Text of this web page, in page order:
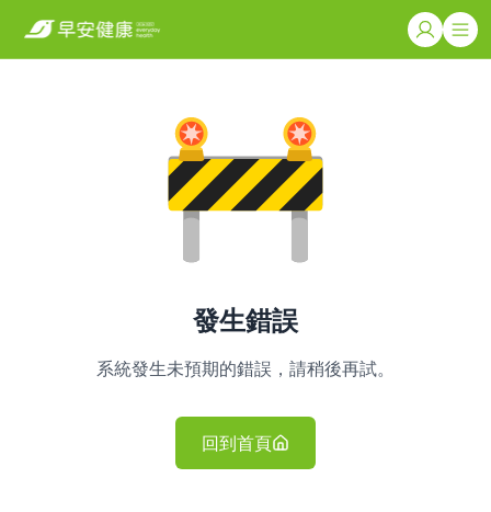
發生錯誤
系統發生未預期的錯誤，請稍後再試。
回到首頁